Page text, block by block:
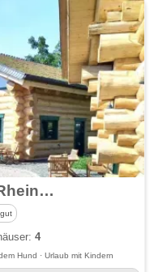
Event Location Kleines Rheinhessen im Weingut Seyberth
4
Hund · Urlaub mit Kindern